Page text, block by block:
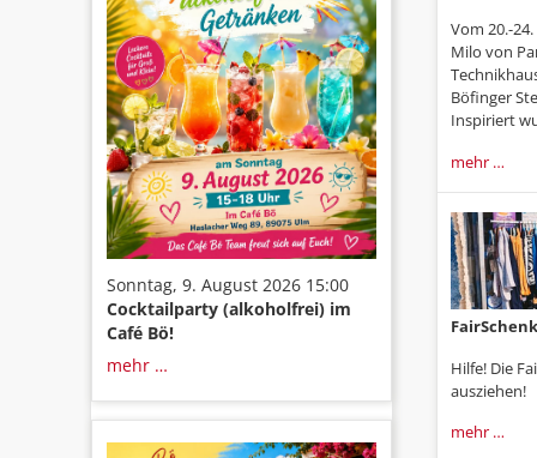
Sonntag, 9. August 2026 15:00
Cocktailparty (alkoholfrei) im
Café Bö!
mehr …
Vom 20.-
Milo von
Böfinger
Inspiriert
mehr …
Hilfe! Die
ausziehen!
mehr …